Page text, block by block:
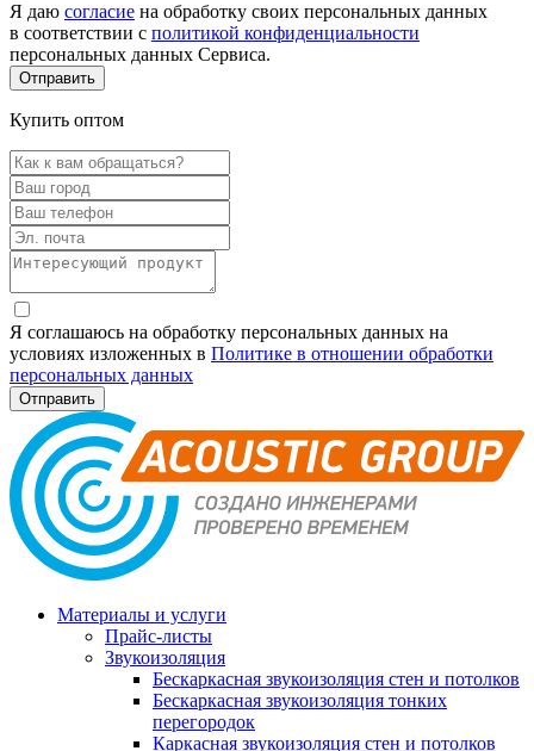
Я даю согласие на обработку своих персональных данных
в соответствии с политикой конфиденциальности
персональных данных Сервиса.
Купить оптом
Я соглашаюсь на обработку персональных данных на
условиях изложенных в Политике в отношении обработки
персональных данных
Материалы и услуги
Прайс-листы
Звукоизоляция
Бескаркасная звукоизоляция стен и потолков
Бескаркасная звукоизоляция тонких
перегородок
Каркасная звукоизоляция стен и потолков